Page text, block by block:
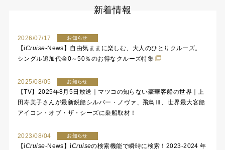
新着情報
2026/07/17 お知らせ
【iCruise-News】自由気ままに楽しむ、大人のひとりクルーズ。
シングル追加代金0～50％のお得なクルーズ特集
2025/08/05 お知らせ
【TV】2025年8月5日放送｜マツコの知らない豪華客船の世界｜上
田寿美子さんが最新鋭船シルバー・ノヴァ、飛鳥Ⅲ、世界最大客船
アイコン・オブ・ザ・シーズに乗船取材！
2023/08/04 お知らせ
【iCruise-News】iCruiseの検索機能で瞬時に検索！2023-2024 年